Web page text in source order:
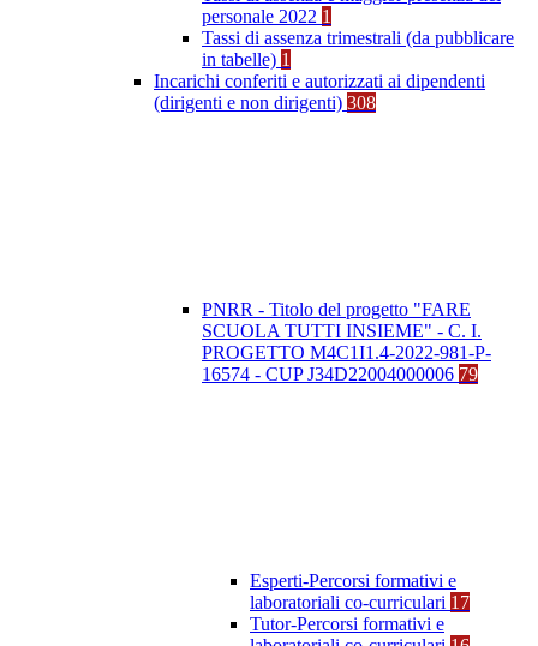
personale 2022 1
Tassi di assenza trimestrali (da pubblicare
in tabelle) 1
Incarichi conferiti e autorizzati ai dipendenti
(dirigenti e non dirigenti) 308
PNRR - Titolo del progetto "FARE
SCUOLA TUTTI INSIEME" - C. I.
PROGETTO M4C1I1.4-2022-981-P-
16574 - CUP J34D22004000006 79
Esperti-Percorsi formativi e
laboratoriali co-curriculari 17
Tutor-Percorsi formativi e